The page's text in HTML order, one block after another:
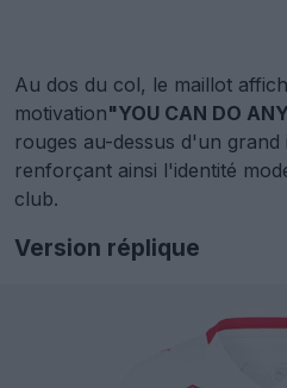
Au dos du col, le maillot
motivation"YOU CAN DO
rouges au-dessus d'un grand
renforçant ainsi l'identité
club.
Version réplique